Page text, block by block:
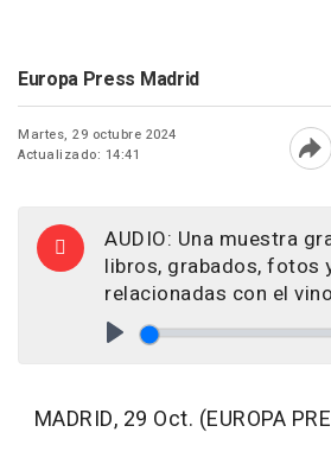
Europa Press Madrid
Martes, 29 octubre 2024
Actualizado: 14:41
AUDIO: Una muestra
libros, grabados, fotos
relacionadas con el vino
MADRID, 29 Oct. (EUROPA